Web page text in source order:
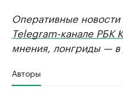
Оперативные
Telegram-канале РБК
мнения, лонгриды — в
Авторы